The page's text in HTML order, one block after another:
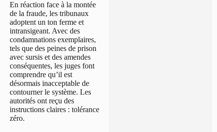
En réaction face à la montée
de la fraude, les tribunaux
adoptent un ton ferme et
intransigeant. Avec des
condamnations exemplaires,
tels que des peines de prison
avec sursis et des amendes
conséquentes, les juges font
comprendre qu’il est
désormais inacceptable de
contourner le système. Les
autorités ont reçu des
instructions claires : tolérance
zéro.